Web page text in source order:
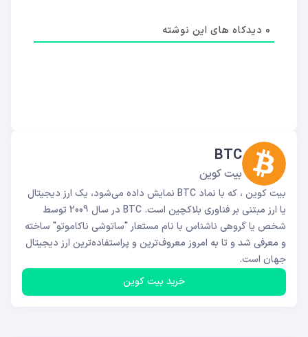
0 دیدکاه های این نوشته
BTC
بیت کوین
بیت کوین ، که با نماد BTC نمایش داده می‌شود، یک ارز دیجیتال
یا ارز مبتنی بر فناوری بلاکچین است. BTC در سال 2009 توسط
شخص یا گروهی ناشناس با نام مستعار "ساتوشی ناکاموتو" ساخته
و معرفی شد و تا به امروز معروف‌ترین و پراستفاده‌ترین ارز دیجیتال
جهان است.
خرید بیت کوین